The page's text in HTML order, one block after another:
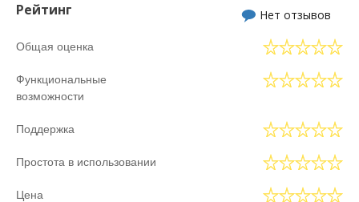
Рейтинг Нет отзывов
Общая оценка
Функциональные
возможности
Поддержка
Простота в использовании
Цена